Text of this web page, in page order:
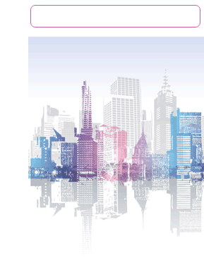
Search form
Search